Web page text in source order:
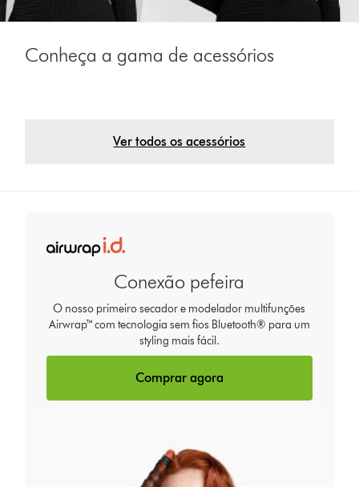
Conheça a gama de acessórios
Ver todos os acessórios
Conexão pefeira
O nosso primeiro secador e modelador multifunções
Airwrap™ com tecnologia sem fios Bluetooth® para um
styling mais fácil.
Comprar agora